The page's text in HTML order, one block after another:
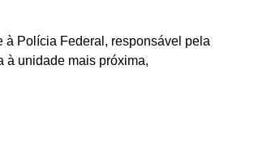
à Polícia Federal, responsável pela
à unidade mais próxima,